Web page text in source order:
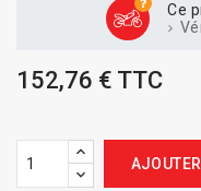
Ce
152,76 € TTC